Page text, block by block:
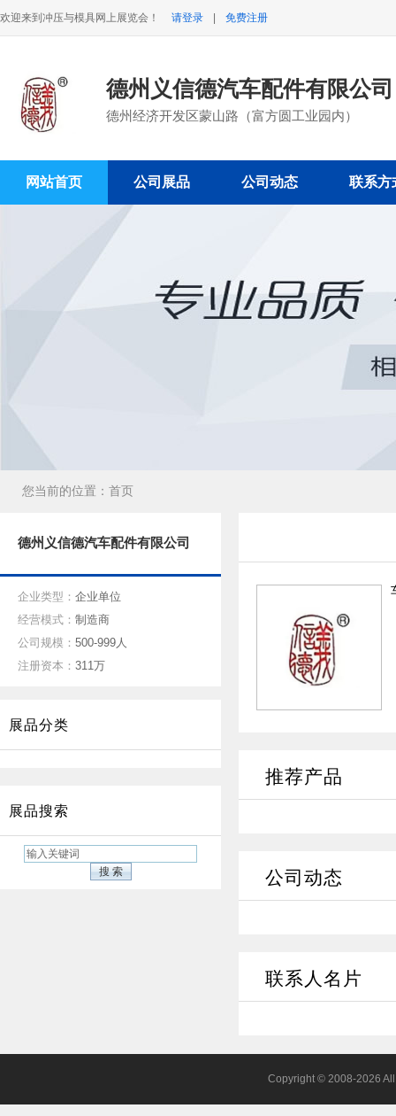
欢迎来到冲压与模具网上展览会！ 请登录 免费注册
德州义信德汽车配件有限公司
德州经济开发区蒙山路（富方圆工业园内）
网站首页 公司展品 公司动态 联系方
您当前的位置： 首页
德州义信德汽车配件有限公司
企业类型： 企业单位
经营模式： 制造商
公司规模： 500-999人
注册资本： 311万
展品分类
展品搜索
推荐产品
公司动态
联系人名片
Copyright © 2008-2026